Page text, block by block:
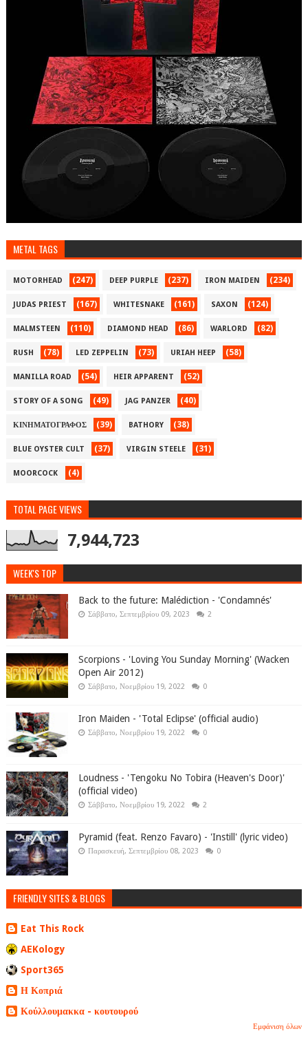
METAL TAGS
MOTORHEAD (247) DEEP PURPLE (237) IRON MAIDEN (234)
JUDAS PRIEST (167) WHITESNAKE (161) SAXON (124)
MALMSTEEN (110) DIAMOND HEAD (86) WARLORD (82)
RUSH (78) LED ZEPPELIN (73) URIAH HEEP (58)
MANILLA ROAD (54) HEIR APPARENT (52)
STORY OF A SONG (49) JAG PANZER (40)
ΚΙΝΗΜΑΤΟΓΡΑΦΟΣ (39) BATHORY (38)
BLUE OYSTER CULT (37) VIRGIN STEELE (31)
MOORCOCK (4)
TOTAL PAGE VIEWS
7,944,723
WEEK'S TOP
Back to the future: Malédiction - 'Condamnés'
Σάββατο, Σεπτεμβρίου 09, 2023 2
Scorpions - 'Loving You Sunday Morning' (Wacken
Open Air 2012)
Σάββατο, Νοεμβρίου 19, 2022 0
Iron Maiden - 'Total Eclipse' (official audio)
Σάββατο, Νοεμβρίου 19, 2022 0
Loudness - 'Tengoku No Tobira (Heaven's Door)'
(official video)
Σάββατο, Νοεμβρίου 19, 2022 2
Pyramid (feat. Renzo Favaro) - 'Instill' (lyric video)
Παρασκευή, Σεπτεμβρίου 08, 2023 0
FRIENDLY SITES & BLOGS
Eat This Rock
AEKology
Sport365
Η Κοπριά
Κούλλουμακκα - κουτουρού
Εμφάνιση όλων